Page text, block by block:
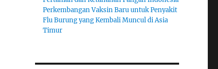
Perkembangan Vaksin Baru untuk Penyakit
Flu Burung yang Kembali Muncul di Asia
Timur